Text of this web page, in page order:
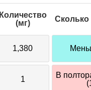
Количество
(мг)
Сколько
1,380
1
В